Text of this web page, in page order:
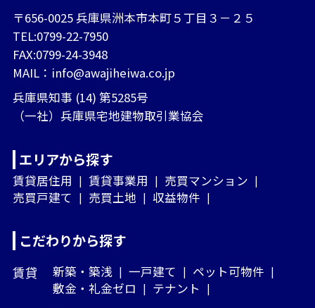
〒656-0025 兵庫県洲本市本町５丁目３－２５
TEL:0799-22-7950
FAX:0799-24-3948
MAIL： info@awajiheiwa.co.jp
兵庫県知事 (14) 第5285号
（一社）兵庫県宅地建物取引業協会
エリアから探す
賃貸居住用 賃貸事業用
売買マンション
売買戸建て
売買土地 収益物件
こだわりから探す
賃貸 新築・築浅 一戸建て
ペット可物件
敷金・礼金ゼロ
テナント